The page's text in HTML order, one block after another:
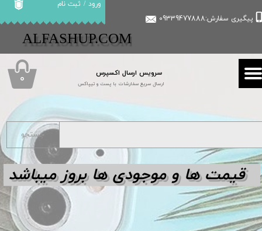
سرویس ارسال اکسپرس
ارسال سریع سفارشات با پست و تیپاکس
پیگیری سفارش:09339477888
ورود / ثبت نام
حساب کاربری من
تغییر گذر واژه
سفارشات
​​ALFASHUP.COM
۰
جستجو
قیمت ها و موجودی ها بروز میباشد